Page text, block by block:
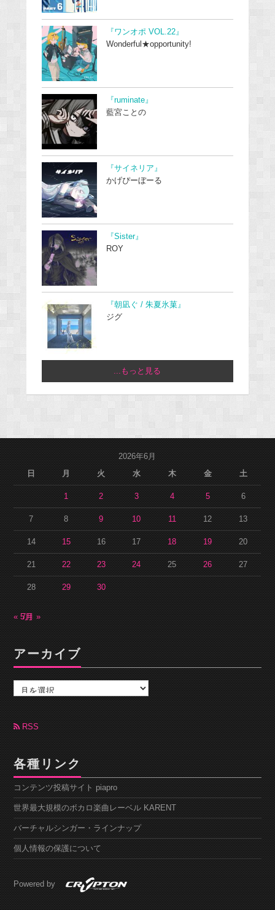
『ワンオポ VOL.22』
Wonderful★opportunity!
『ruminate』
藍宮ことの
『サイネリア』
かげぴーぼーる
『Sister』
ROY
『朝凪ぐ / 朱夏氷菓』
ジグ
...もっと見る
2026年6月
日
月 火 水 木 金 土
1 2 3 4 5 6
7 8 9 10 11 12 13
14 15 16 17 18 19 20
21 22 23 24 25 26 27
28 29 30
« 5月7月 »
アーカイブ
カ
ブ RSS
各種リンク
コンテンツ投稿サイト piapro
世界最大規模のボカロ楽曲レーベル KARENT
バーチャルシンガー・ラインナップ
個人情報の保護について
Powered by